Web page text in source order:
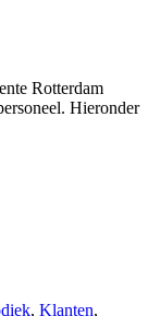
Rotterdam
Hieronder
, Klanten,